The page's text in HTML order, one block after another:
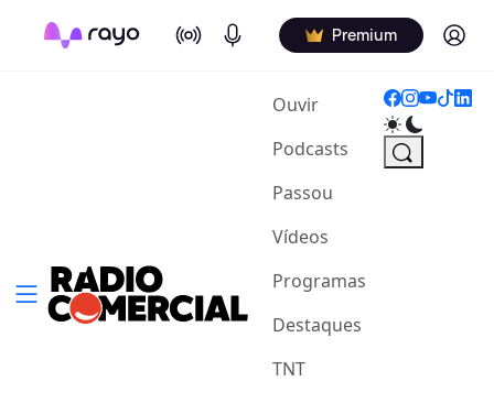
On Air Podcasts Premium Log in
Ouvir(current)
Podcasts
Passou
Vídeos
Programas
Destaques
TNT